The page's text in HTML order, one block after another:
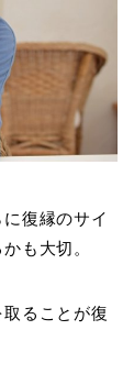
復縁のサイ
も大切。
ることが復